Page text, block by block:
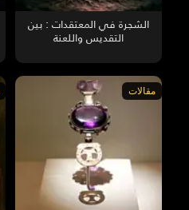
الشجرة في المعتقدات : بين
التقديس واللعنة
مقالات